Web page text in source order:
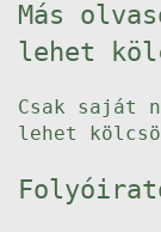
Más
lehet
Csak saját
lehet